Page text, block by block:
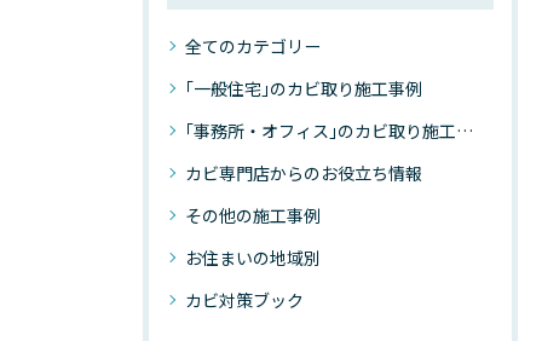
全てのカテゴリー
｢一般住宅｣のカビ取り施工事例
｢事務所・オフィス｣のカビ取り施工事例
カビ専門店からのお役立ち情報
その他の施工事例
お住まいの地域別
カビ対策ブック